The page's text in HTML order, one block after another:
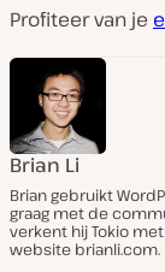
Profiteer van je
Brian Li
Brian gebruikt
graag met de
verkent hij Tokio
website brianli.com.